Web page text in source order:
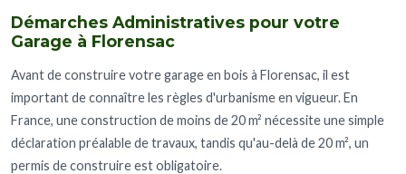
Démarches Administratives pour votre
Garage à Florensac
Avant de construire votre garage en bois à Florensac, il est
important de connaître les règles d'urbanisme en vigueur. En
France, une construction de moins de 20 m² nécessite une simple
déclaration préalable de travaux, tandis qu'au-delà de 20 m², un
permis de construire est obligatoire.